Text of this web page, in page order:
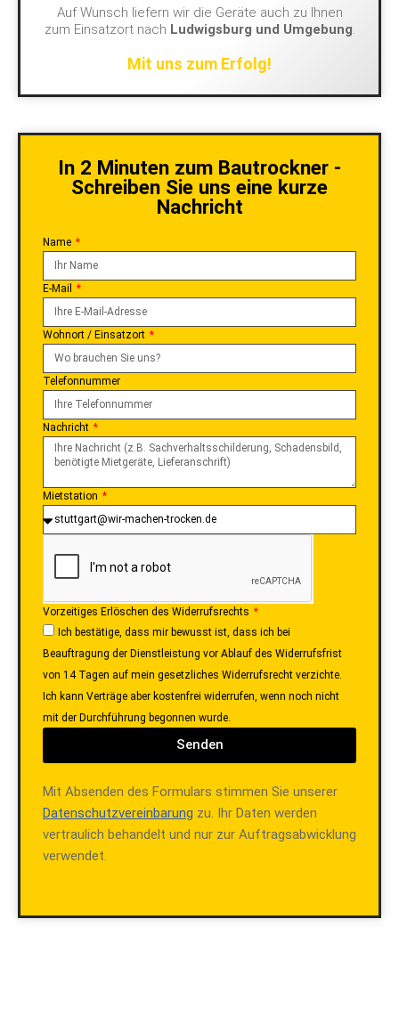
Auf Wunsch liefern wir die Geräte auch zu Ihnen
zum Einsatzort nach Ludwigsburg und Umgebung.
Mit uns zum Erfolg!
In 2 Minuten zum Bautrockner -
Schreiben Sie uns eine kurze
Nachricht
Name
E-Mail
Wohnort / Einsatzort
Telefonnummer
Nachricht
Mietstation
Vorzeitiges Erlöschen des Widerrufsrechts
Ich bestätige, dass mir bewusst ist, dass ich bei
Beauftragung der Dienstleistung vor Ablauf des Widerrufsfrist
von 14 Tagen auf mein gesetzliches Widerrufsrecht verzichte.
Ich kann Verträge aber kostenfrei widerrufen, wenn noch nicht
mit der Durchführung begonnen wurde.
Senden
Mit Absenden des Formulars stimmen Sie unserer
Datenschutzvereinbarung zu. Ihr Daten werden
vertraulich behandelt und nur zur Auftragsabwicklung
verwendet.